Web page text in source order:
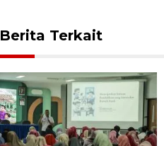
Berita Terkait